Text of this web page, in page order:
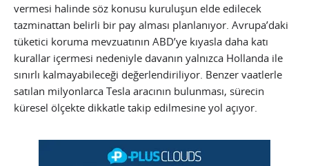
vermesi halinde söz konusu kuruluşun elde edilecek
tazminattan belirli bir pay alması planlanıyor. Avrupa’daki
tüketici koruma mevzuatının ABD’ye kıyasla daha katı
kurallar içermesi nedeniyle davanın yalnızca Hollanda ile
sınırlı kalmayabileceği değerlendiriliyor. Benzer vaatlerle
satılan milyonlarca Tesla aracının bulunması, sürecin
küresel ölçekte dikkatle takip edilmesine yol açıyor.